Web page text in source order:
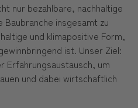
nur bezahlbare, nachhaltige
Baubranche insgesamt zu
und klimapositive Form,
ist. Unser Ziel:
Erfahrungsaustausch, um
und dabei wirtschaftlich